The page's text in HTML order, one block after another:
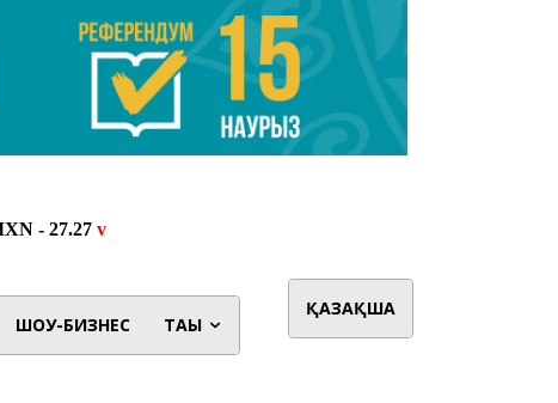
ШОУ-БИЗНЕС ТАҒЫ
ҚАЗАҚША